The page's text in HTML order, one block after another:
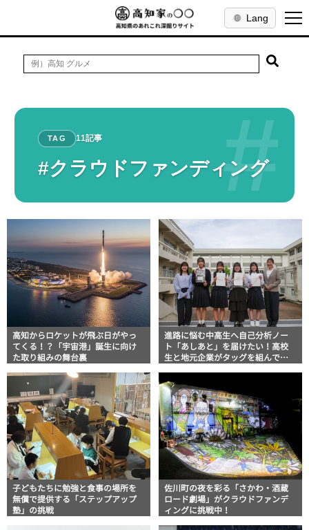
Lang
#
TAG 11記事
#クラウドファンディング
高知からロケットが飛ぶ日がやっ
てくる！？「宇宙港」誕生に向け
た取り組みの舞台裏
進路に悩む中高生へ自己分析ノー
ト「あしあと」を届けたい！高校
生と地元企業がタッグを組んでク
子どもたちに勉強と食事の場所を
無償で提供する「ステップアップ
塾」の挑戦
佐川町の夜を彩る「さかわ・酒蔵
ロード劇場」がクラウドファンデ
ィングに挑戦中！